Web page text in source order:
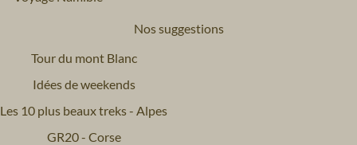
Nos suggestions
Tour du mont Blanc
Idées de weekends
Les 10 plus beaux treks - Alpes
GR20 - Corse